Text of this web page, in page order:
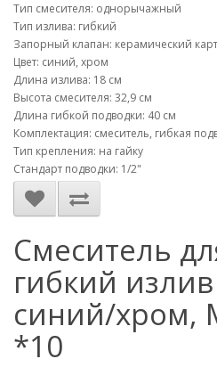
Тип смесителя: однорычажный
Тип излива: гибкий
Запорный клапан: керамический
Цвет: синий, хром
Длина излива: 18 см
Высота смесителя: 32,9 см
Длина гибкой подводки: 40 см
Комплектация: смеситель, гибкая
Тип крепления: на гайку
Стандарт подводки: 1/2"
Смеситель
гибкий
синий/хром,
*10